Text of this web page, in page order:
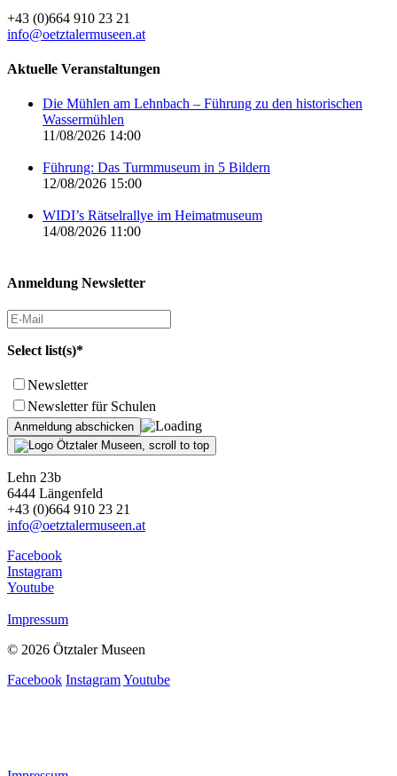
+43 (0)664 910 23 21
info@oetztalermuseen.at
Aktuelle Veranstaltungen
Die Mühlen am Lehnbach – Führung zu den historischen
Wassermühlen
11/08/2026 14:00
Führung: Das Turmmuseum in 5 Bildern
12/08/2026 15:00
WIDI’s Rätselrallye im Heimatmuseum
14/08/2026 11:00
Anmeldung Newsletter
Select list(s)*
Newsletter
Newsletter für Schulen
Lehn 23b
6444 Längenfeld
+43 (0)664 910 23 21
info@oetztalermuseen.at
Facebook
Instagram
Youtube
Impressum
© 2026 Ötztaler Museen
Facebook InstagramYoutube